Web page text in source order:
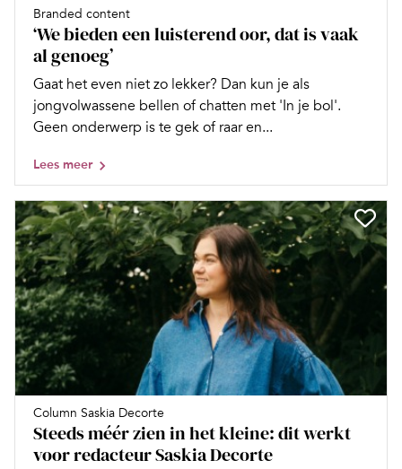
Branded content
‘We bieden een luisterend oor, dat is vaak
al genoeg’
Gaat het even niet zo lekker? Dan kun je als
jongvolwassene bellen of chatten met 'In je bol'.
Geen onderwerp is te gek of raar en...
Lees meer
Column Saskia Decorte
Steeds méér zien in het kleine: dit werkt
voor redacteur Saskia Decorte